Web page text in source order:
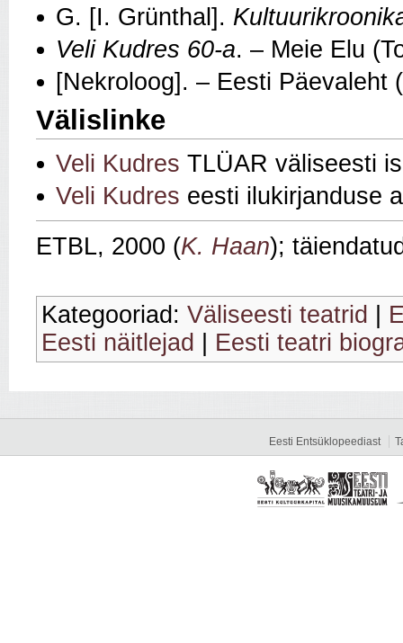
G. [I. Grünthal].
Veli Kudres 60-a. – Meie Elu
[Nekroloog]. – Eesti Päevaleht
Välislinke
Veli Kudres TLÜAR väliseesti
Veli Kudres eesti ilukirjanduse
ETBL, 2000 (K. Haan);
Kategooriad: Väliseesti teatrid
Eesti näitlejad
Eesti teatri
Eesti Entsüklopeediast